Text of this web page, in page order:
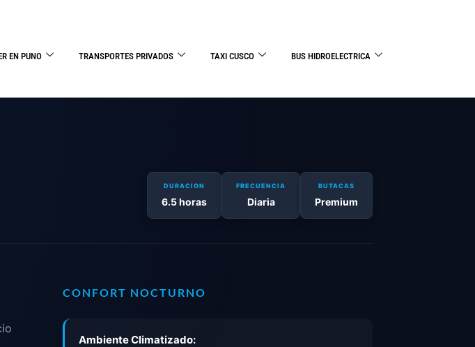
EN PUNO TRANSPORTES PRIVADOS TAXI CUSCO BUS HIDROELECTRICA
DURACION
6.5 horas
FRECUENCIA
Diaria
BUTACAS
Premium
CONFORT NOCTURNO
Ambiente Climatizado: